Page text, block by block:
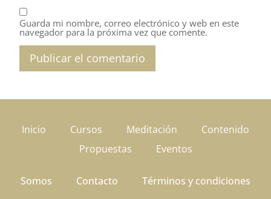
Guarda mi nombre, correo electrónico y web en este
navegador para la próxima vez que comente.
Inicio Cursos Meditación
Contenido
Propuestas
Eventos
Somos Contacto Términos y condiciones